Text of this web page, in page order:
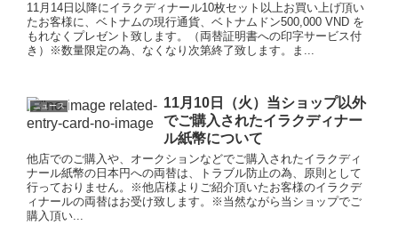
11月14日以降にイラクディナール10枚セット以上お買い上げ頂い
たお客様に、ベトナムの現行通貨、ベトナムドン500,000 VND を
もれなくプレゼント致します。（両替証明書への印字サービス付
き）※数量限定の為、なくなり次第終了致します。ま...
ニュース
11月10日（火）当ショップ以外
でご購入されたイラクディナー
ル紙幣について
他店でのご購入や、オークションなどでご購入されたイラクディ
ナール紙幣の日本円への両替は、トラブル防止の為、原則として
行っておりません。※他店様よりご紹介頂いたお客様のイラクデ
ィナールの両替はお受け致します。※当然ながら当ショップでご
購入頂い...